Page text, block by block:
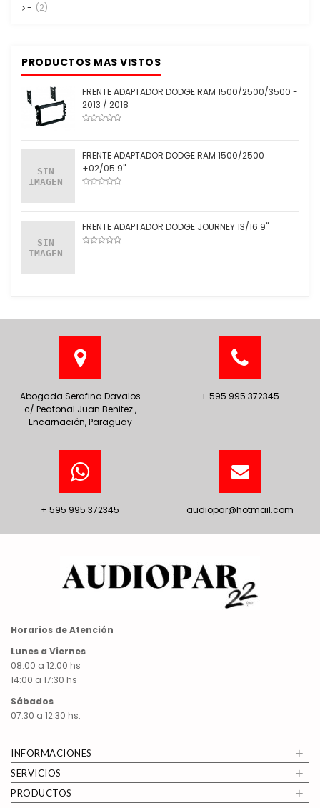
- (2)
PRODUCTOS MAS VISTOS
FRENTE ADAPTADOR DODGE RAM 1500/2500/3500 -
2013 / 2018
FRENTE ADAPTADOR DODGE RAM 1500/2500
+02/05 9''
FRENTE ADAPTADOR DODGE JOURNEY 13/16 9''
Abogada Serafina Davalos
c/ Peatonal Juan Benitez.,
Encarnación, Paraguay
+ 595 995 372345
+ 595 995 372345 audiopar@hotmail.com
Horarios de Atención
Lunes a Viernes
08:00 a 12:00 hs
14:00 a 17:30 hs
Sábados
07:30 a 12:30 hs.
INFORMACIONES +
SERVICIOS +
PRODUCTOS
+